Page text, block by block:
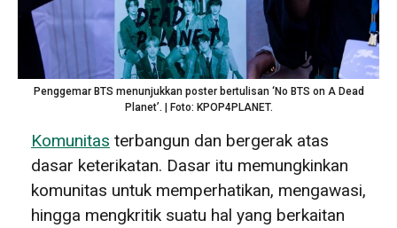
Penggemar BTS menunjukkan poster bertulisan ‘No BTS on A Dead
Planet’. | Foto: KPOP4PLANET.
Komunitas terbangun dan bergerak atas
dasar keterikatan. Dasar itu memungkinkan
komunitas untuk memperhatikan, mengawasi,
hingga mengkritik suatu hal yang berkaitan